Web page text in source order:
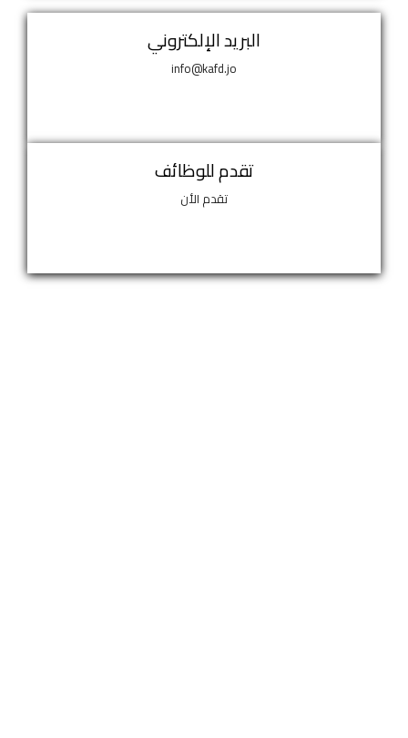
البريد الإلكتروني
info@kafd.jo
تقدم للوظائف
تقدم الأن